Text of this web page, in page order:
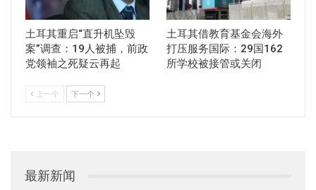
土耳其重启“直升机坠毁
案”调查：19人被捕，前政
党领袖之死疑云再起
土耳其借教育基金会海外
打压服务国际：29国162
所学校被接管或关闭
上一个 下一个
最新新闻